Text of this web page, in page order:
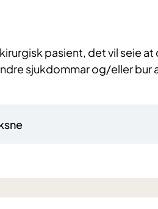
pasient, det vil seie at
sjukdommar og/eller bur